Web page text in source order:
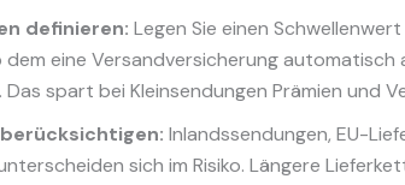
definieren: Legen Sie einen
dem eine Versandversicherung
spart bei Kleinsendungen Prämien und
Inlandssendungen, EU-
sich im Risiko. Längere